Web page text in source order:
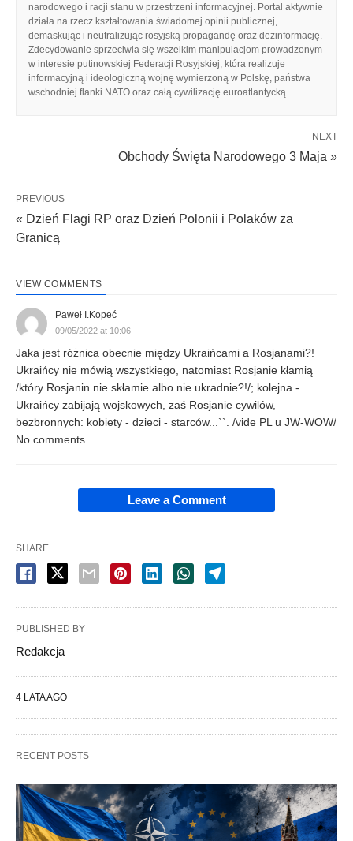
narodowego i racji stanu w przestrzeni informacyjnej. Portal aktywnie
działa na rzecz kształtowania świadomej opinii publicznej,
demaskując i neutralizując rosyjską propagandę oraz dezinformację.
Zdecydowanie sprzeciwia się wszelkim manipulacjom prowadzonym
w interesie putinowskiej Federacji Rosyjskiej, która realizuje
informacyjną i ideologiczną wojnę wymierzoną w Polskę, państwa
wschodniej flanki NATO oraz całą cywilizację euroatlantycką.
NEXT
Obchody Święta Narodowego 3 Maja »
PREVIOUS
« Dzień Flagi RP oraz Dzień Polonii i Polaków za
Granicą
VIEW COMMENTS
Paweł I.Kopeć
09/05/2022 at 10:06
Jaka jest różnica obecnie między Ukraińcami a Rosjanami?!
Ukraińcy nie mówią wszystkiego, natomiast Rosjanie kłamią
/który Rosjanin nie skłamie albo nie ukradnie?!/; kolejna -
Ukraińcy zabijają wojskowych, zaś Rosjanie cywilów,
bezbronnych: kobiety - dzieci - starców...``. /vide PL u JW-WOW/
No comments.
Leave a Comment
SHARE
PUBLISHED BY
Redakcja
4 LATA AGO
RECENT POSTS